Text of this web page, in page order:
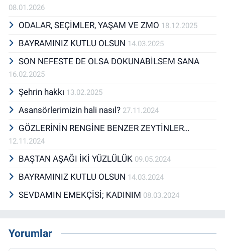
08.01.2026
ODALAR, SEÇİMLER, YAŞAM VE ZMO 18.12.2025
BAYRAMINIZ KUTLU OLSUN 14.03.2025
SON NEFESTE DE OLSA DOKUNABİLSEM SANA
16.02.2025
Şehrin hakkı 13.02.2025
Asansörlerimizin hali nasıl? 27.11.2024
GÖZLERİNİN RENGİNE BENZER ZEYTİNLER…
12.11.2024
BAŞTAN AŞAĞI İKİ YÜZLÜLÜK 09.05.2024
BAYRAMINIZ KUTLU OLSUN 14.03.2024
SEVDAMIN EMEKÇİSİ; KADINIM 08.03.2024
Yorumlar